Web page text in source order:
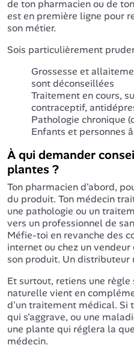
de ton pharmacien ou de
est en première ligne pour
son métier.
Sois particulièrement
Grossesse et
sont déconseillées
Traitement en cours,
contraceptif,
Pathologie chronique
Enfants et personnes
À qui demander
plantes ?
Ton pharmacien d'abord,
du produit. Ton médecin
une pathologie ou un
vers un professionnel de
Méfie-toi en revanche des
internet ou chez un
son produit. Un distributeur
Et surtout, retiens une
naturelle vient en
d'un traitement médical. Si
qui s'aggrave, ou une
une plante qui réglera la
médecin.